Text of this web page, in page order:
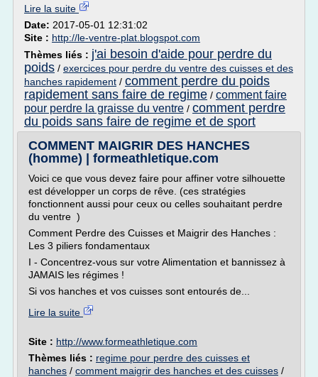
Lire la suite
Date: 2017-05-01 12:31:02
Site : http://le-ventre-plat.blogspot.com
Thèmes liés : j'ai besoin d'aide pour perdre du
poids / exercices pour perdre du ventre des cuisses et des
hanches rapidement / comment perdre du poids
rapidement sans faire de regime / comment faire
pour perdre la graisse du ventre / comment perdre
du poids sans faire de regime et de sport
COMMENT MAIGRIR DES HANCHES
(homme) | formeathletique.com
Voici ce que vous devez faire pour affiner votre silhouette
est développer un corps de rêve. (ces stratégies
fonctionnent aussi pour ceux ou celles souhaitant perdre
du ventre )
Comment Perdre des Cuisses et Maigrir des Hanches :
Les 3 piliers fondamentaux
I - Concentrez-vous sur votre Alimentation et bannissez à
JAMAIS les régimes !
Si vos hanches et vos cuisses sont entourés de...
Lire la suite
Site : http://www.formeathletique.com
Thèmes liés : regime pour perdre des cuisses et
hanches / comment maigrir des hanches et des cuisses /